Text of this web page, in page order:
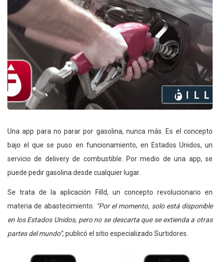
Una app para no parar por gasolina, nunca más. Es el concepto
bajo el que se puso en funcionamiento, en Estados Unidos, un
servicio de delivery de combustible. Por medio de una app, se
puede pedir gasolina desde cualquier lugar.
Se trata de la aplicación Filld, un concepto revolucionario en
materia de abastecimiento.
“Por el momento, solo está disponible
en los Estados Unidos, pero no se descarta que se extienda a otras
partes del mundo”, publicó el sitio especializado Surtidores.